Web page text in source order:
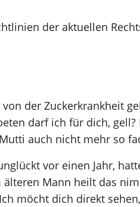
der aktuellen
der Zuckerkrankheit
darf ich für dich,
auch nicht mehr so
vor einen Jahr,
älteren Mann heilt das
möcht dich direkt